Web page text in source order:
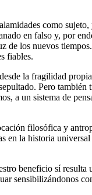
como
en falso y, por
los nuevos
fiables.
la fragilidad
Pero también
a un sistema de
filosófica y
en la historia
beneficio sí resulta
sensibilizándonos